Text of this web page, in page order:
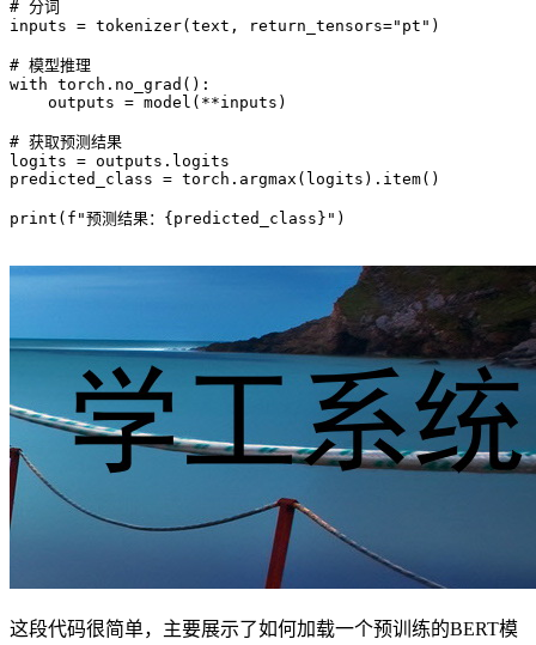
# 分词
inputs = tokenizer(text, return_tensors="pt")
# 模型推理
with torch.no_grad():
    outputs = model(**inputs)
# 获取预测结果
logits = outputs.logits
predicted_class = torch.argmax(logits).item()
print(f"预测结果：{predicted_class}")
这段代码很简单，主要展示了如何加载一个预训练的BERT模